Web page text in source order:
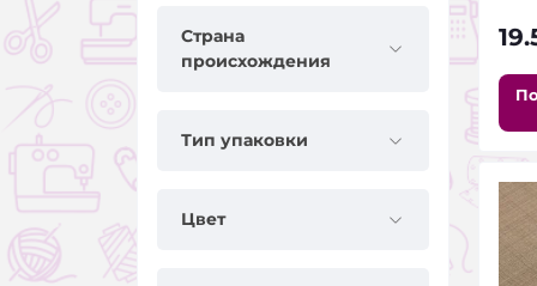
Страна
происхождения
Тип упаковки
Цвет